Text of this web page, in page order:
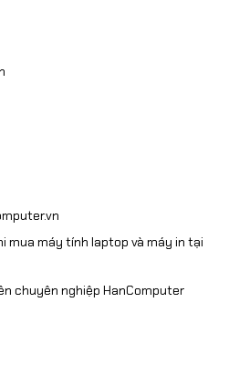
mua máy tính laptop và máy in tại
chuyên nghiệp HanComputer